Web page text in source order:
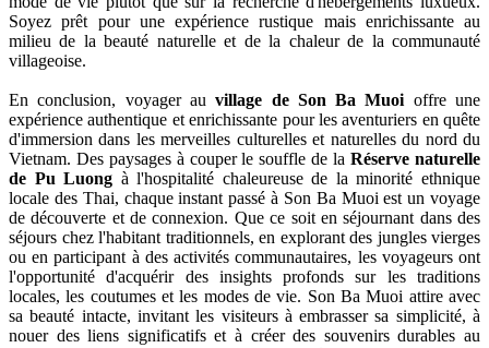
Soyez prêt pour une expérience rustique mais enrichissante au
milieu de la beauté naturelle et de la chaleur de la communauté
villageoise.
En conclusion, voyager auvillage de Son Ba Muoi offre une
expérience authentique et enrichissante pour les aventuriers en quête
d'immersion dans les merveilles culturelles et naturelles du nord du
Vietnam. Des paysages à couper le souffle de laRéserve naturelle
de Pu Luong à l'hospitalité chaleureuse de la minorité ethnique
locale des Thai, chaque instant passé à Son Ba Muoi est un voyage
de découverte et de connexion. Que ce soit en séjournant dans des
séjours chez l'habitant traditionnels, en explorant des jungles vierges
ou en participant à des activités communautaires, les voyageurs ont
l'opportunité d'acquérir des insights profonds sur les traditions
locales, les coutumes et les modes de vie. Son Ba Muoi attire avec
sa beauté intacte, invitant les visiteurs à embrasser sa simplicité, à
nouer des liens significatifs et à créer des souvenirs durables au